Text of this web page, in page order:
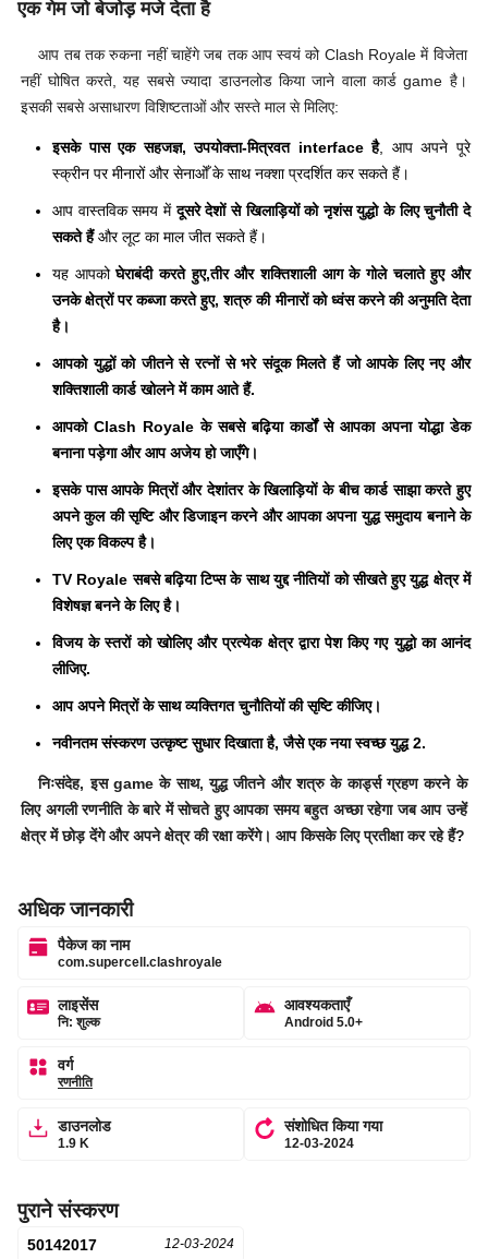
एक गेम जो बेजोड़ मजे देता है
आप तब तक रुकना नहीं चाहेंगे जब तक आप स्वयं को Clash Royale में विजेता
नहीं घोषित करते, यह सबसे ज्यादा डाउनलोड किया जाने वाला कार्ड game है।
इसकी सबसे असाधारण विशिष्टताओं और सस्ते माल से मिलिए:
इसके पास एक सहजज्ञ, उपयोक्ता-मित्रवत interface है, आप अपने पूरे
स्क्रीन पर मीनारों और सेनाओँ के साथ नक्शा प्रदर्शित कर सकते हैं।
आप वास्तविक समय मेंदूसरे देशों से खिलाड़ियों को नृशंस युद्धो के लिए चुनौती दे
सकते हैंऔर लूट का माल जीत सकते हैं।
यह आपकोघेराबंदी करते हुए,तीर और शक्तिशाली आग के गोले चलाते हुए और
उनके क्षेत्रों पर कब्जा करते हुए, शत्रु की मीनारों को ध्वंस करने की अनुमति देता
है।
आपको युद्धों को जीतने सेरत्नों से भरे संदूक मिलते हैं जो आपके लिए नए और
शक्तिशाली कार्ड खोलने में काम आते हैं.
आपको Clash Royale के सबसे बढ़िया कार्डों से आपका अपना योद्धा डेक
बनाना पड़ेगाऔर आप अजेय हो जाएँगे।
इसके पासआपके मित्रों और देशांतर के खिलाड़ियों के बीच कार्ड साझा करते हुए
अपने कुल की सृष्टि और डिजाइन करने और आपका अपना युद्ध समुदाय बनाने के
लिए एक विकल्प है।
TV Royale सबसे बढ़िया टिप्स के साथयुद्द नीतियों को सीखते हुए युद्ध क्षेत्र में
विशेषज्ञ बनने के लिए है।
विजय के स्तरों को खोलिए औरप्रत्येक क्षेत्र द्वारा पेश किए गए युद्धो का आनंद
लीजिए.
आप अपने मित्रों के साथ व्यक्तिगत चुनौतियों की सृष्टि कीजिए।
नवीनतम संस्करणउत्कृष्ट सुधार दिखाता है, जैसे एक नया स्वच्छ युद्ध 2.
निःसंदेह, इस game के साथ, युद्ध जीतने और शत्रु के कार्ड्स ग्रहण करने के
लिए अगली रणनीति के बारे में सोचते हुए आपका समय बहुत अच्छा रहेगा जब आप उन्हें
क्षेत्र में छोड़ देंगे और अपने क्षेत्र की रक्षा करेंगे। आप किसके लिए प्रतीक्षा कर रहे हैं?
अधिक जानकारी
पैकेज का नाम
com.supercell.clashroyale
लाइसेंस
नि: शुल्क
आवश्यकताएँ
Android 5.0+
वर्ग
रणनीति
डाउनलोड
1.9 K
संशोधित किया गया
12-03-2024
पुराने संस्करण
50142017 12-03-2024